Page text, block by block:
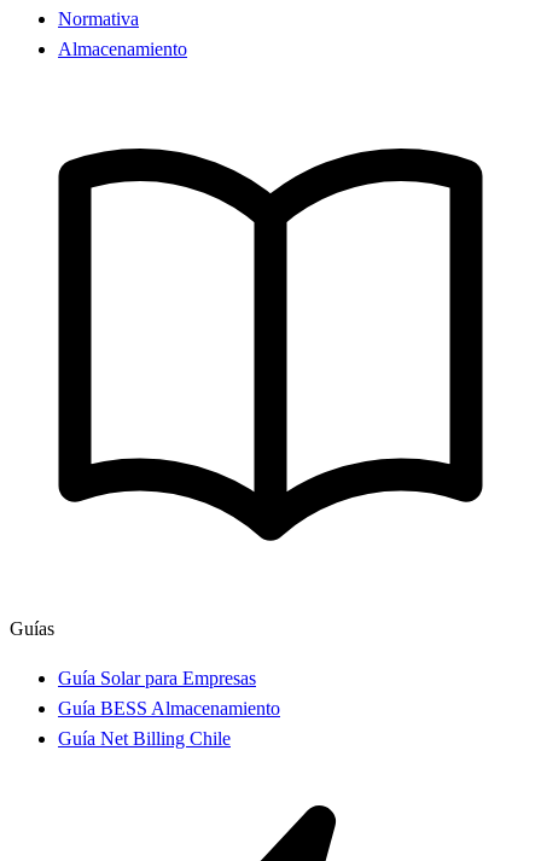
Normativa
Almacenamiento
Guías
Guía Solar para Empresas
Guía BESS Almacenamiento
Guía Net Billing Chile